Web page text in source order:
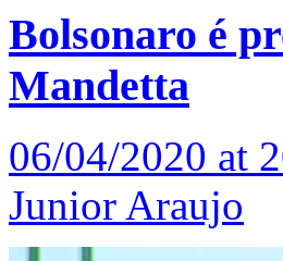
Bolsonaro é
Mandetta
06/04/2020 at
Junior Araujo